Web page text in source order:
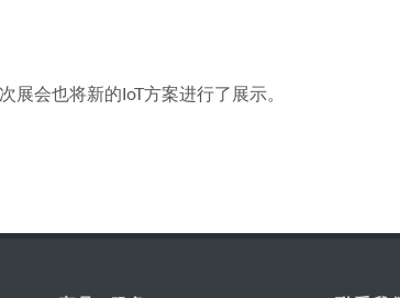
展会也将新的IoT方案进行了展示。